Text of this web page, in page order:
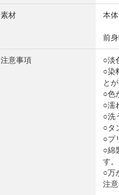
素材
前
注意事項
○淡
○染
と
○色
○濡
○洗
○タ
○プ
○綿
す。
○万
注意